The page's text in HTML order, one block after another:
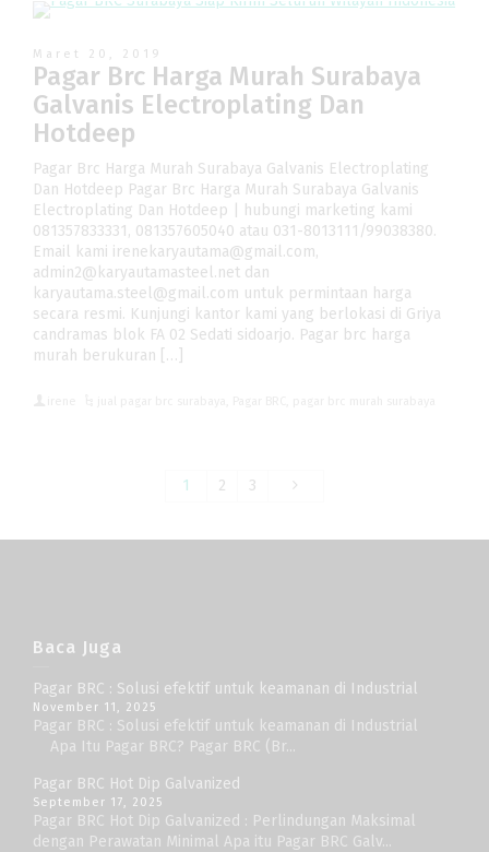
Maret 20, 2019
Pagar Brc Harga Murah Surabaya
Galvanis Electroplating Dan
Hotdeep
Pagar Brc Harga Murah Surabaya Galvanis Electroplating
Dan Hotdeep Pagar Brc Harga Murah Surabaya Galvanis
Electroplating Dan Hotdeep | hubungi marketing kami
081357833331, 081357605040 atau 031-8013111/99038380.
Email kami irenekaryautama@gmail.com,
admin2@karyautamasteel.net dan
karyautama.steel@gmail.com untuk permintaan harga
secara resmi. Kunjungi kantor kami yang berlokasi di Griya
candramas blok FA 02 Sedati sidoarjo. Pagar brc harga
murah berukuran […]
1 2 3
Baca Juga
Pagar BRC : Solusi efektif untuk keamanan di Industrial
November 11, 2025
Pagar BRC : Solusi efektif untuk keamanan di Industrial
Apa Itu Pagar BRC? Pagar BRC (Br...
Pagar BRC Hot Dip Galvanized
September 17, 2025
Pagar BRC Hot Dip Galvanized : Perlindungan Maksimal
dengan Perawatan Minimal Apa itu Pagar BRC Galv...